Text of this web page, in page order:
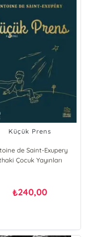
Küçük Prens
de Saint-Exupery
Çocuk Yayınları
₺240,00